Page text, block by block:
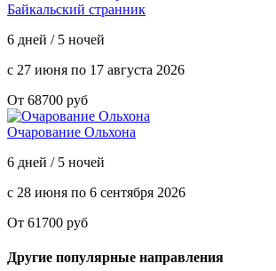
Байкальский странник
6 дней / 5 ночей
с 27 июня по 17 августа 2026
От 68700 руб
Очарование Ольхона
6 дней / 5 ночей
с 28 июня по 6 сентября 2026
От 61700 руб
Другие популярные направления